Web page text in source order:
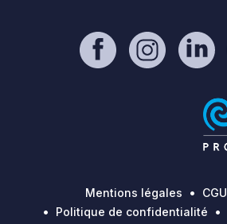
Mentions légales CGU
Politique de confidentialité